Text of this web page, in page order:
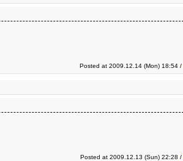
Posted at 2009.12.14 (Mon) 18:54 /
Posted at 2009.12.13 (Sun) 22:28 /